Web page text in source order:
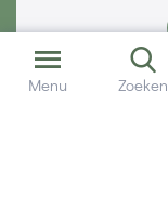
Menu Zoeken